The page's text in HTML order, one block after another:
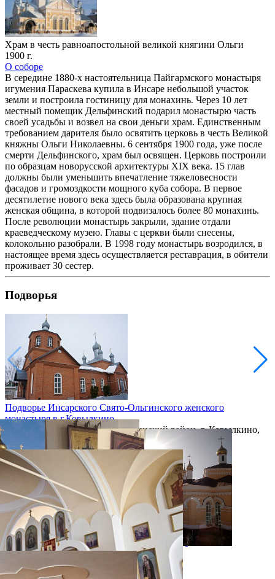
Храм в честь равноапостольной великой княгини Ольги
1900 г.
О соборе
В середине 1880-х настоятельница Пайгармского монастыря
игумения Параскева купила в Инсаре небольшой участок
земли и построила гостиницу для монахинь. Через 10 лет
местный помещик Дельфинский подарил монастырю часть
своей усадьбы и возвел на свои деньги храм. Единственным
требованием дарителя было освятить церковь в честь Великой
княжны Ольги Николаевны. 6 сентября 1900 года, уже после
смерти Дельфинского, храм был освящен. Церковь построили
по образцам новорусской архитектуры XIX века. 15 глав
должны были уменьшить впечатление тяжеловесности
фасадов и громоздкости мощного куба собора. В первое
десятилетие нового века здесь была образована крупная
женская община, в которой подвизалось более 80 монахинь.
После революции монастырь закрыли, здание отдали
краеведческому музею. Главы с церкви были снесены,
колокольню разобрали. В 1998 году монастырь возродился, в
настоящее время здесь осуществляется реставрация, в обители
проживает 30 сестер.
Подворья
Подворье Инсарского Свято-Ольгинского женского
монастыря в г.Ковылкино
Республика Мордовия, Ковылкинский район, г. Ковылкино,
ул. Горького, 36
фотогалерея